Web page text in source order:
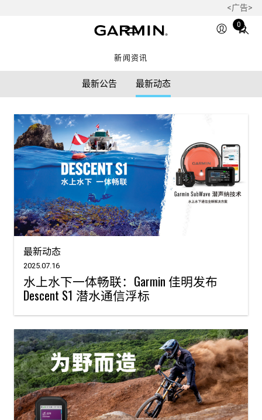
<广告>
0
Total
items
新闻资讯
最新公告 最新动态
最新动态
2025.07.16
水上水下一体畅联：Garmin 佳明发布
Descent S1 潜水通信浮标